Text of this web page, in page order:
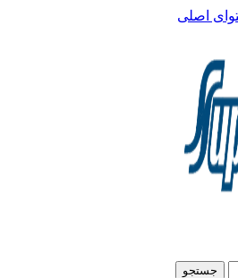
اصلی
جستجو